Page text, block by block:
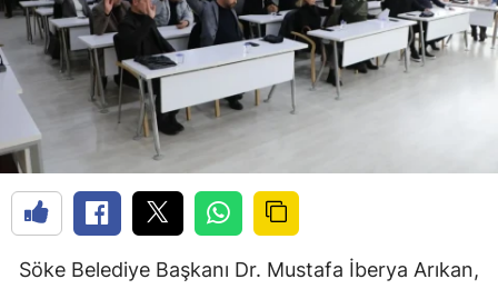
Söke Belediye Başkanı Dr. Mustafa İberya Arıkan,